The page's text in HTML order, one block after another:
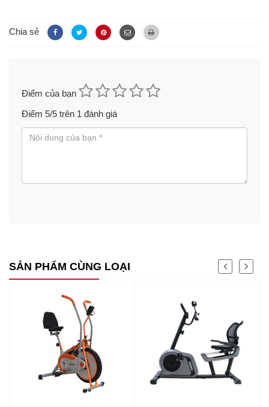
Chia sẻ
Điểm của bạn
Điểm 5/5 trên 1 đánh giá
SẢN PHẨM CÙNG LOẠI